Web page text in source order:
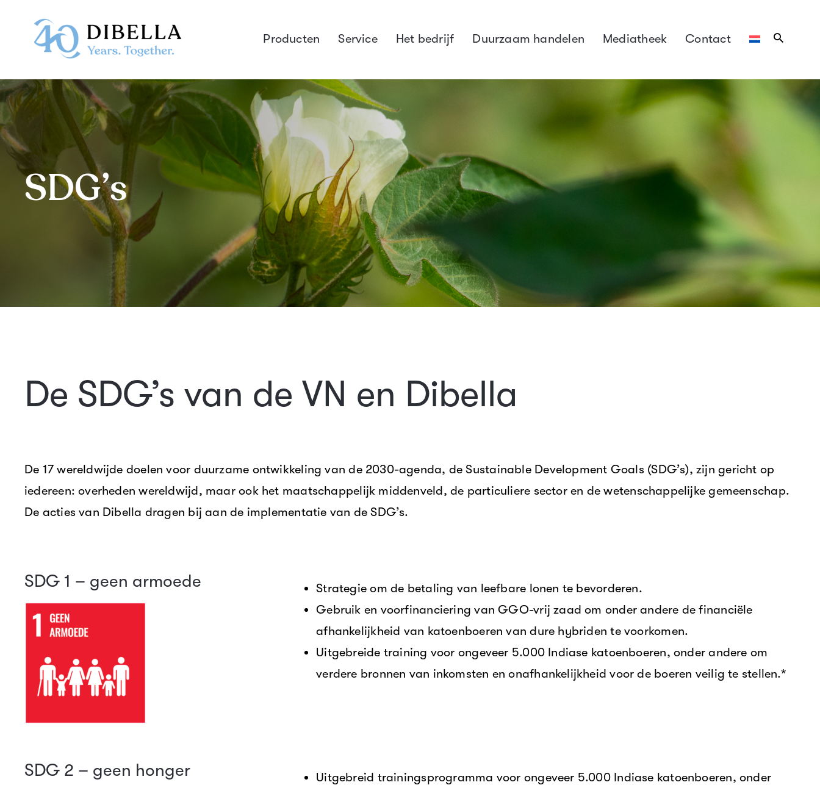
Producten Service Het bedrijf Duurzaam handelen Mediatheek Contact
SDG’s
De SDG’s van de VN en Dibella
De 17 wereldwijde doelen voor duurzame ontwikkeling van de 2030-agenda, de Sustainable Development Goals (SDG’s), zijn gericht op
iedereen: overheden wereldwijd, maar ook het maatschappelijk middenveld, de particuliere sector en de wetenschappelijke gemeenschap.
De acties van Dibella dragen bij aan de implementatie van de SDG’s.
SDG 1 – geen armoede
Strategie om de betaling van leefbare lonen te bevorderen.
Gebruik en voorfinanciering van GGO-vrij zaad om onder andere de financiële
afhankelijkheid van katoenboeren van dure hybriden te voorkomen.
Uitgebreide training voor ongeveer 5.000 Indiase katoenboeren, onder andere om
verdere bronnen van inkomsten en onafhankelijkheid voor de boeren veilig te stellen.*
SDG 2 – geen honger
Uitgebreid trainingsprogramma voor ongeveer 5.000 Indiase katoenboeren, onder